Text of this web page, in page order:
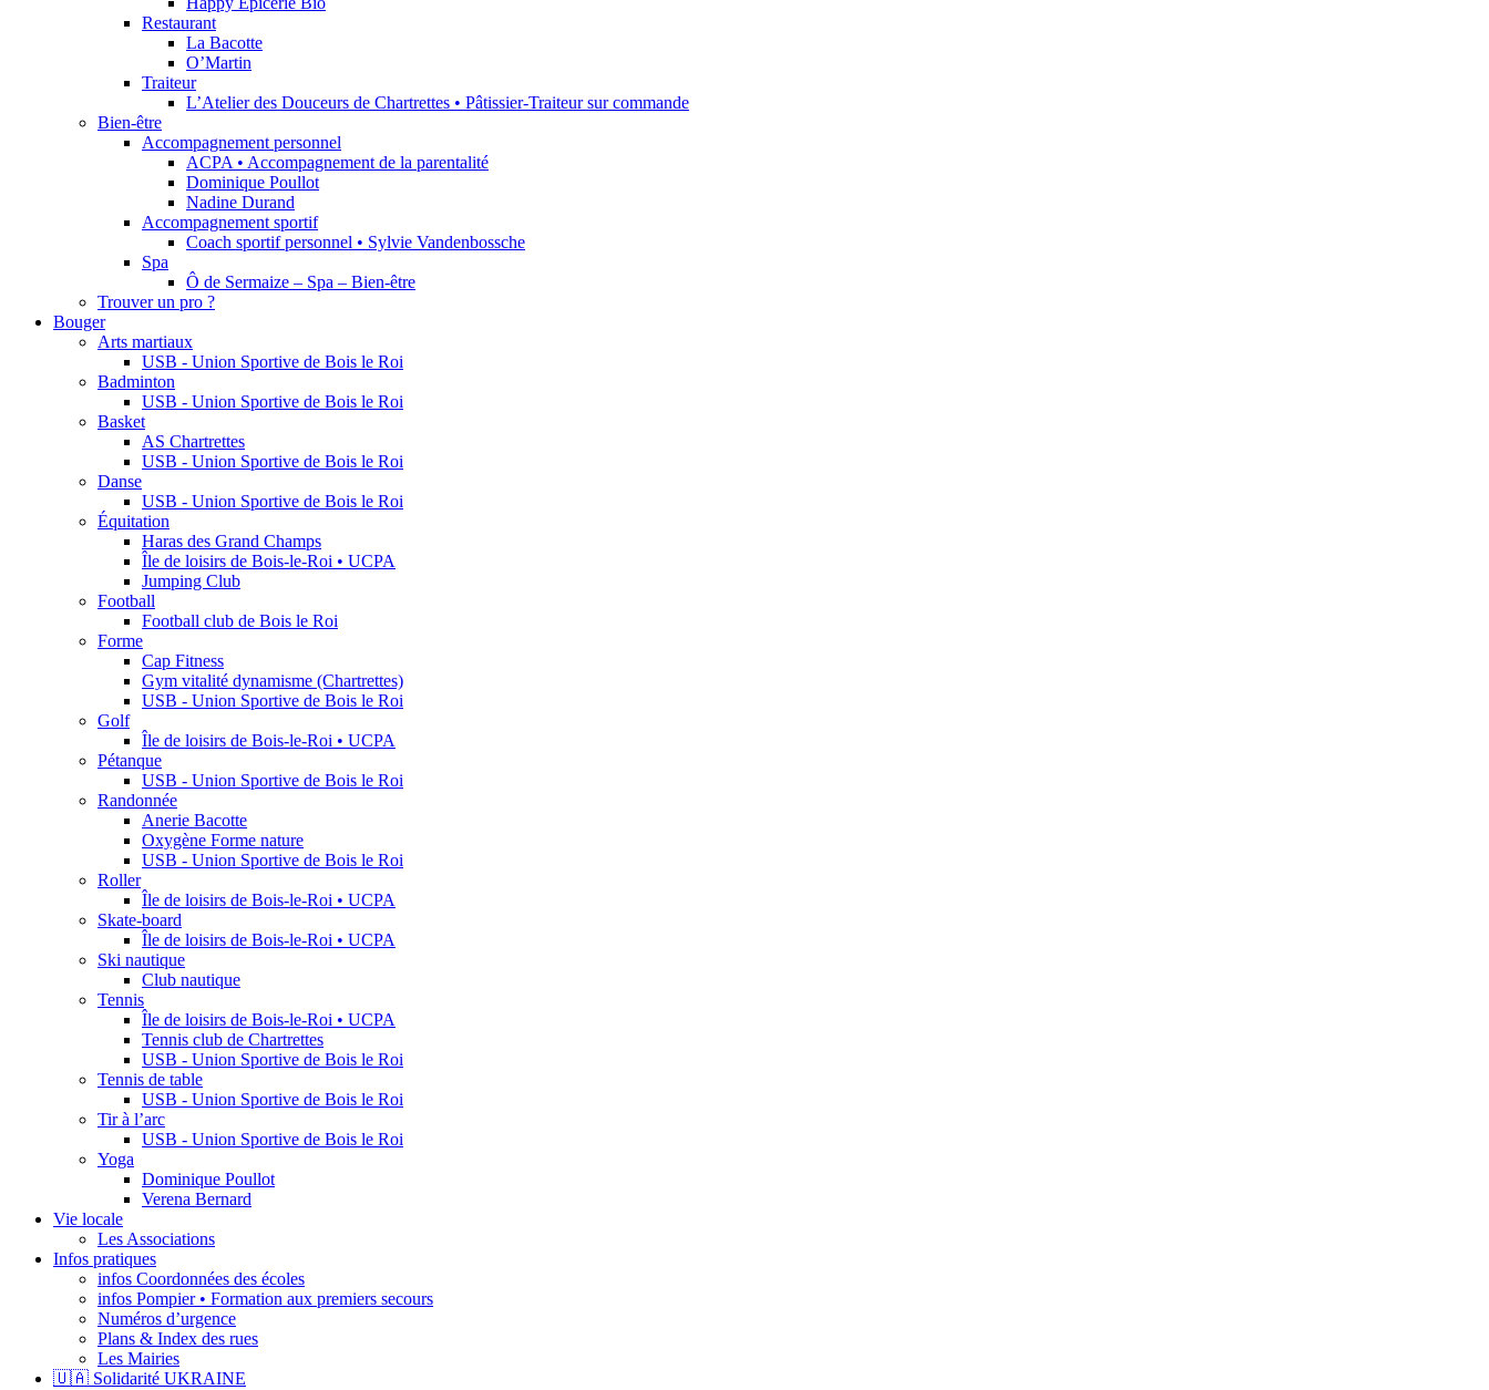
Restaurant
La Bacotte
O’Martin
Traiteur
L’Atelier des Douceurs de Chartrettes • Pâtissier-Traiteur sur commande
Bien-être
Accompagnement personnel
ACPA • Accompagnement de la parentalité
Dominique Poullot
Nadine Durand
Accompagnement sportif
Coach sportif personnel • Sylvie Vandenbossche
Spa
Ô de Sermaize – Spa – Bien-être
Trouver un pro ?
Bouger
Arts martiaux
USB - Union Sportive de Bois le Roi
Badminton
USB - Union Sportive de Bois le Roi
Basket
AS Chartrettes
USB - Union Sportive de Bois le Roi
Danse
USB - Union Sportive de Bois le Roi
Équitation
Haras des Grand Champs
Île de loisirs de Bois-le-Roi • UCPA
Jumping Club
Football
Football club de Bois le Roi
Forme
Cap Fitness
Gym vitalité dynamisme (Chartrettes)
USB - Union Sportive de Bois le Roi
Golf
Île de loisirs de Bois-le-Roi • UCPA
Pétanque
USB - Union Sportive de Bois le Roi
Randonnée
Anerie Bacotte
Oxygène Forme nature
USB - Union Sportive de Bois le Roi
Roller
Île de loisirs de Bois-le-Roi • UCPA
Skate-board
Île de loisirs de Bois-le-Roi • UCPA
Ski nautique
Club nautique
Tennis
Île de loisirs de Bois-le-Roi • UCPA
Tennis club de Chartrettes
USB - Union Sportive de Bois le Roi
Tennis de table
USB - Union Sportive de Bois le Roi
Tir à l’arc
USB - Union Sportive de Bois le Roi
Yoga
Dominique Poullot
Verena Bernard
Vie locale
Les Associations
Infos pratiques
infos Coordonnées des écoles
infos Pompier • Formation aux premiers secours
Numéros d’urgence
Plans & Index des rues
Les Mairies
🇺🇦 Solidarité UKRAINE